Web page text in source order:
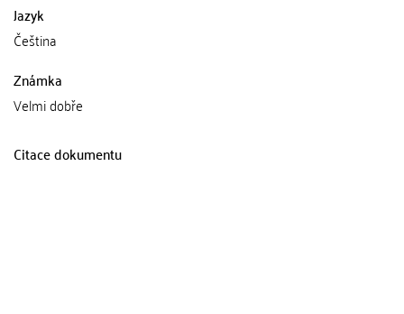
Jazyk
Čeština
Známka
Velmi dobře
Citace dokumentu